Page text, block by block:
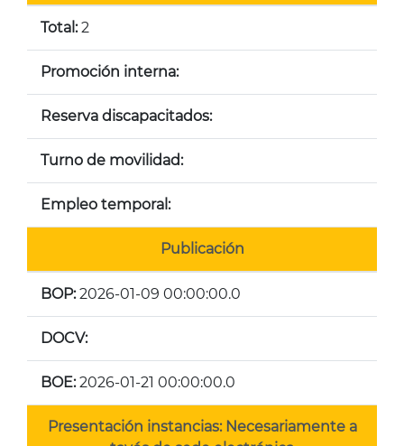
Total:2
Promoción interna:
Reserva discapacitados:
Turno de movilidad:
Empleo temporal:
Publicación
BOP:2026-01-09 00:00:00.0
DOCV:
BOE:2026-01-21 00:00:00.0
Presentación instancias: Necesariamente a